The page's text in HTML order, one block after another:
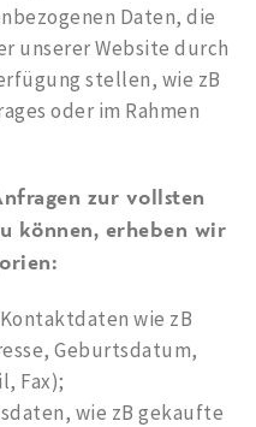
Daten, die
unserer Website durch
stellen, wie zB
oder im Rahmen
zur vollsten
können, erheben wir
wie zB
Geburtsdatum,
Fax);
wie zB gekaufte